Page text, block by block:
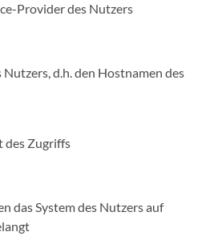
Provider des Nutzers
d.h. den Hostnamen des
des Zugriffs
das System des Nutzers auf